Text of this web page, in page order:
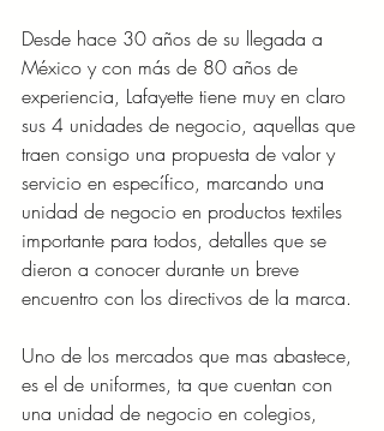
Desde hace 30 años de su llegada a
México y con más de 80 años de
experiencia, Lafayette tiene muy en claro
sus 4 unidades de negocio, aquellas que
traen consigo una propuesta de valor y
servicio en específico, marcando una
unidad de negocio en productos textiles
importante para todos, detalles que se
dieron a conocer durante un breve
encuentro con los directivos de la marca.
Uno de los mercados que mas abastece,
es el de uniformes, ta que cuentan con
una unidad de negocio en colegios,